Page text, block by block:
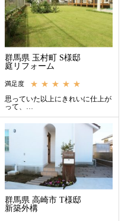
群馬県 玉村町 S様邸
庭リフォーム
満足度 ★★★★★
思っていた以上にきれいに仕上が
って、…
群馬県 高崎市 T様邸
新築外構